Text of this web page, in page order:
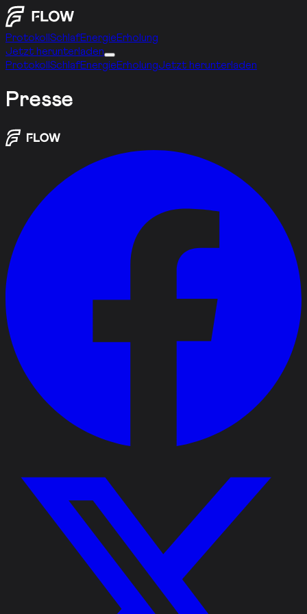
Protokoll SchlafEnergieErholung
Jetzt herunterladen
Protokoll SchlafEnergieErholungJetzt herunterladen
Presse